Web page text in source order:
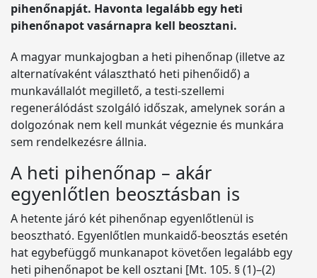
pihenőnapját. Havonta legalább egy heti
pihenőnapot vasárnapra kell beosztani.
A magyar munkajogban a heti pihenőnap (illetve az
alternatívaként választható heti pihenőidő) a
munkavállalót megillető, a testi-szellemi
regenerálódást szolgáló időszak, amelynek során a
dolgozónak nem kell munkát végeznie és munkára
sem rendelkezésre állnia.
A heti pihenőnap – akár
egyenlőtlen beosztásban is
A hetente járó két pihenőnap egyenlőtlenül is
beosztható. Egyenlőtlen munkaidő-beosztás esetén
hat egybefüggő munkanapot követően legalább egy
heti pihenőnapot be kell osztani [Mt. 105. § (1)–(2)